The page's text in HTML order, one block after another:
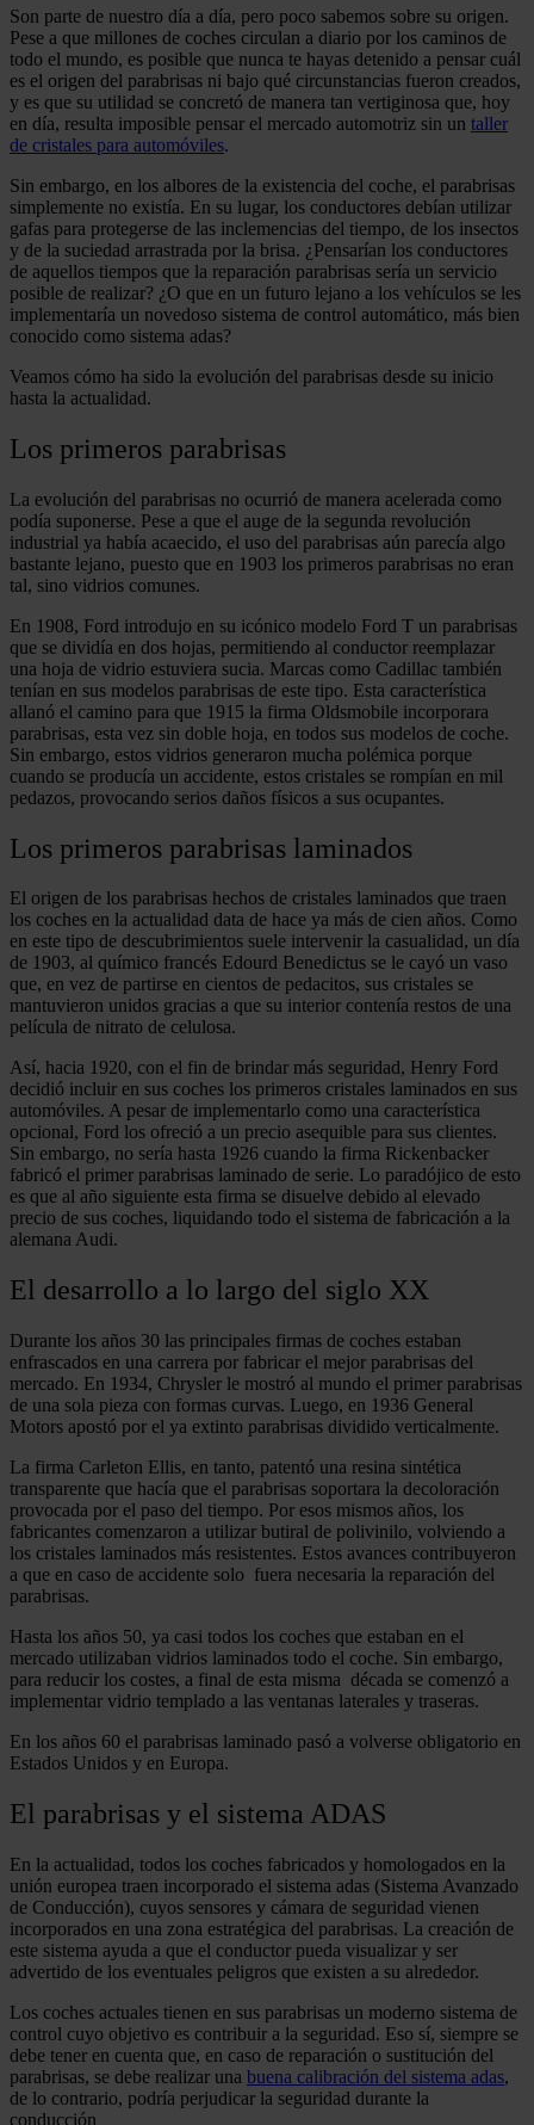
Son parte de nuestro día a día, pero poco sabemos sobre su origen.
Pese a que millones de coches circulan a diario por los caminos de
todo el mundo, es posible que nunca te hayas detenido a pensar cuál
es el origen del parabrisas ni bajo qué circunstancias fueron creados,
y es que su utilidad se concretó de manera tan vertiginosa que, hoy
en día, resulta imposible pensar el mercado automotriz sin un taller
de cristales para automóviles.
Sin embargo, en los albores de la existencia del coche, el parabrisas
simplemente no existía. En su lugar, los conductores debían utilizar
gafas para protegerse de las inclemencias del tiempo, de los insectos
y de la suciedad arrastrada por la brisa. ¿Pensarían los conductores
de aquellos tiempos que la reparación parabrisas sería un servicio
posible de realizar? ¿O que en un futuro lejano a los vehículos se les
implementaría un novedoso sistema de control automático, más bien
conocido como sistema adas?
Veamos cómo ha sido la evolución del parabrisas desde su inicio
hasta la actualidad.
Los primeros parabrisas
La evolución del parabrisas no ocurrió de manera acelerada como
podía suponerse. Pese a que el auge de la segunda revolución
industrial ya había acaecido, el uso del parabrisas aún parecía algo
bastante lejano, puesto que en 1903 los primeros parabrisas no eran
tal, sino vidrios comunes.
En 1908, Ford introdujo en su icónico modelo Ford T un parabrisas
que se dividía en dos hojas, permitiendo al conductor reemplazar
una hoja de vidrio estuviera sucia. Marcas como Cadillac también
tenían en sus modelos parabrisas de este tipo. Esta característica
allanó el camino para que 1915 la firma Oldsmobile incorporara
parabrisas, esta vez sin doble hoja, en todos sus modelos de coche.
Sin embargo, estos vidrios generaron mucha polémica porque
cuando se producía un accidente, estos cristales se rompían en mil
pedazos, provocando serios daños físicos a sus ocupantes.
Los primeros parabrisas laminados
El origen de los parabrisas hechos de cristales laminados que traen
los coches en la actualidad data de hace ya más de cien años. Como
en este tipo de descubrimientos suele intervenir la casualidad, un día
de 1903, al químico francés Edourd Benedictus se le cayó un vaso
que, en vez de partirse en cientos de pedacitos, sus cristales se
mantuvieron unidos gracias a que su interior contenía restos de una
película de nitrato de celulosa.
Así, hacia 1920, con el fin de brindar más seguridad, Henry Ford
decidió incluir en sus coches los primeros cristales laminados en sus
automóviles. A pesar de implementarlo como una característica
opcional, Ford los ofreció a un precio asequible para sus clientes.
Sin embargo, no sería hasta 1926 cuando la firma Rickenbacker
fabricó el primer parabrisas laminado de serie. Lo paradójico de esto
es que al año siguiente esta firma se disuelve debido al elevado
precio de sus coches, liquidando todo el sistema de fabricación a la
alemana Audi.
El desarrollo a lo largo del siglo XX
Durante los años 30 las principales firmas de coches estaban
enfrascados en una carrera por fabricar el mejor parabrisas del
mercado. En 1934, Chrysler le mostró al mundo el primer parabrisas
de una sola pieza con formas curvas. Luego, en 1936 General
Motors apostó por el ya extinto parabrisas dividido verticalmente.
La firma Carleton Ellis, en tanto, patentó una resina sintética
transparente que hacía que el parabrisas soportara la decoloración
provocada por el paso del tiempo. Por esos mismos años, los
fabricantes comenzaron a utilizar butiral de polivinilo, volviendo a
los cristales laminados más resistentes. Estos avances contribuyeron
a que en caso de accidente solo fuera necesaria la reparación del
parabrisas.
Hasta los años 50, ya casi todos los coches que estaban en el
mercado utilizaban vidrios laminados todo el coche. Sin embargo,
para reducir los costes, a final de esta misma década se comenzó a
implementar vidrio templado a las ventanas laterales y traseras.
En los años 60 el parabrisas laminado pasó a volverse obligatorio en
Estados Unidos y en Europa.
El parabrisas y el sistema ADAS
En la actualidad, todos los coches fabricados y homologados en la
unión europea traen incorporado el sistema adas (Sistema Avanzado
de Conducción), cuyos sensores y cámara de seguridad vienen
incorporados en una zona estratégica del parabrisas. La creación de
este sistema ayuda a que el conductor pueda visualizar y ser
advertido de los eventuales peligros que existen a su alrededor.
Los coches actuales tienen en sus parabrisas un moderno sistema de
control cuyo objetivo es contribuir a la seguridad. Eso sí, siempre se
debe tener en cuenta que, en caso de reparación o sustitución del
parabrisas, se debe realizar una buena calibración del sistema adas,
de lo contrario, podría perjudicar la seguridad durante la
conducción